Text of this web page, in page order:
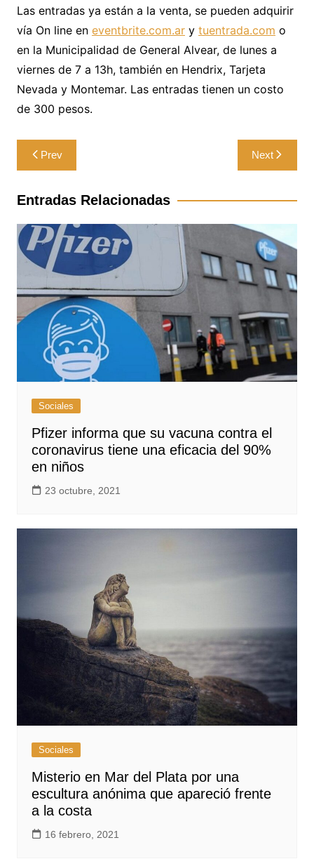
Las entradas ya están a la venta, se pueden adquirir
vía On line en eventbrite.com.ary tuentrada.com o
en la Municipalidad de General Alvear, de lunes a
viernes de 7 a 13h, también en Hendrix, Tarjeta
Nevada y Montemar. Las entradas tienen un costo
de 300 pesos.
Navegación
de
entradas
Prev Next
Entradas Relacionadas
Sociales
Pfizer informa que su vacuna contra el
coronavirus tiene una eficacia del 90%
en niños
23 octubre, 2021
Sociales
Misterio en Mar del Plata por una
escultura anónima que apareció frente
a la costa
16 febrero, 2021